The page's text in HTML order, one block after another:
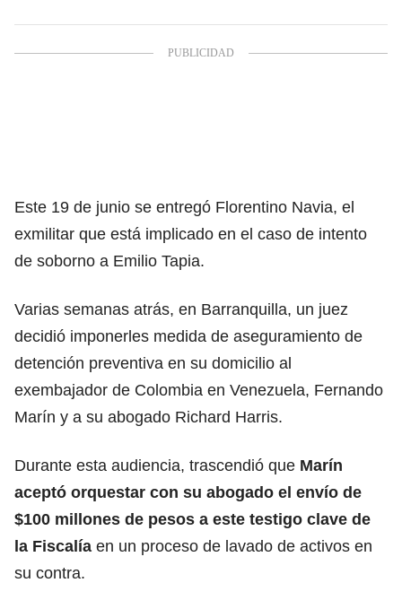
Este 19 de junio se entregó Florentino Navia, el
exmilitar que está implicado en el caso de intento
de soborno a Emilio Tapia.
Varias semanas atrás, en Barranquilla, un juez
decidió imponerles medida de aseguramiento de
detención preventiva en su domicilio al
exembajador de Colombia en Venezuela, Fernando
Marín y a su abogado Richard Harris.
Durante esta audiencia, trascendió que Marín
aceptó orquestar con su abogado el envío de
$100 millones de pesos a este testigo clave de
la Fiscalía en un proceso de lavado de activos en
su contra.